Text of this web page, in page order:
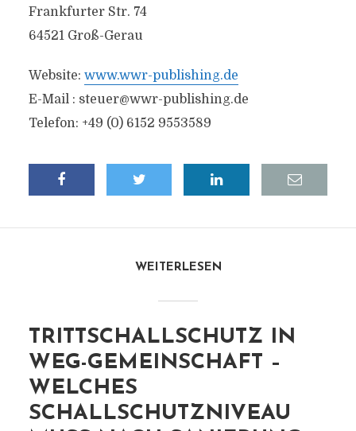
Frankfurter Str. 74
64521 Groß-Gerau
Website: www.wwr-publishing.de
E-Mail : steuer@wwr-publishing.de
Telefon: +49 (0) 6152 9553589
WEITERLESEN
TRITTSCHALLSCHUTZ IN
WEG-GEMEINSCHAFT –
WELCHES
SCHALLSCHUTZNIVEAU